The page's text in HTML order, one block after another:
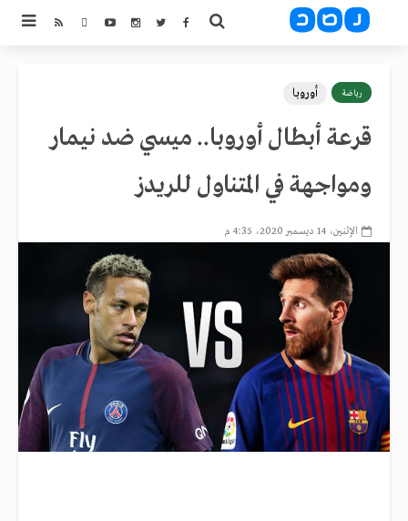
رياضة أوروبا
قرعة أبطال أوروبا.. ميسي ضد نيمار
ومواجهة في المتناول للريدز
الإثنين، 14 ديسمبر 2020، 4:35 م